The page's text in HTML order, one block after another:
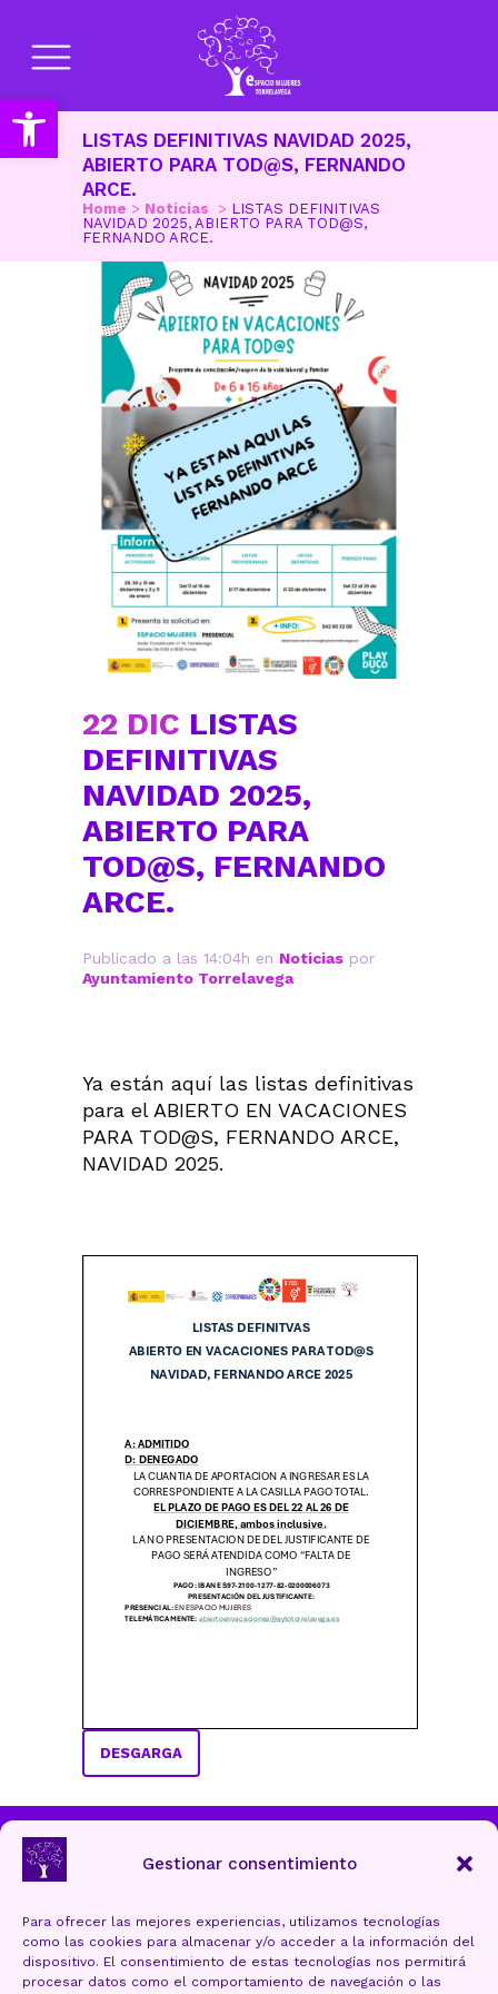
Abrir barra de herramientas
Gestionar consentimiento
Para ofrecer las mejores experiencias, utilizamos tecnologías
como las cookies para almacenar y/o acceder a la información del
dispositivo. El consentimiento de estas tecnologías nos permitirá
procesar datos como el comportamiento de navegación o las
LISTAS DEFINITIVAS NAVIDAD 2025,
ABIERTO PARA TOD@S, FERNANDO
ARCE.
Home > Noticias > LISTAS DEFINITIVAS
NAVIDAD 2025, ABIERTO PARA TOD@S,
FERNANDO ARCE.
22 DIC LISTAS
DEFINITIVAS
NAVIDAD 2025,
ABIERTO PARA
TOD@S, FERNANDO
ARCE.
Publicado a las 14:04h en Noticias por
Ayuntamiento Torrelavega
Ya están aquí las listas definitivas
para el ABIERTO EN VACACIONES
PARA TOD@S, FERNANDO ARCE,
NAVIDAD 2025.
DESGARGA
Ayuntamiento de Torrelavega
Aviso Legal y Protección de datos